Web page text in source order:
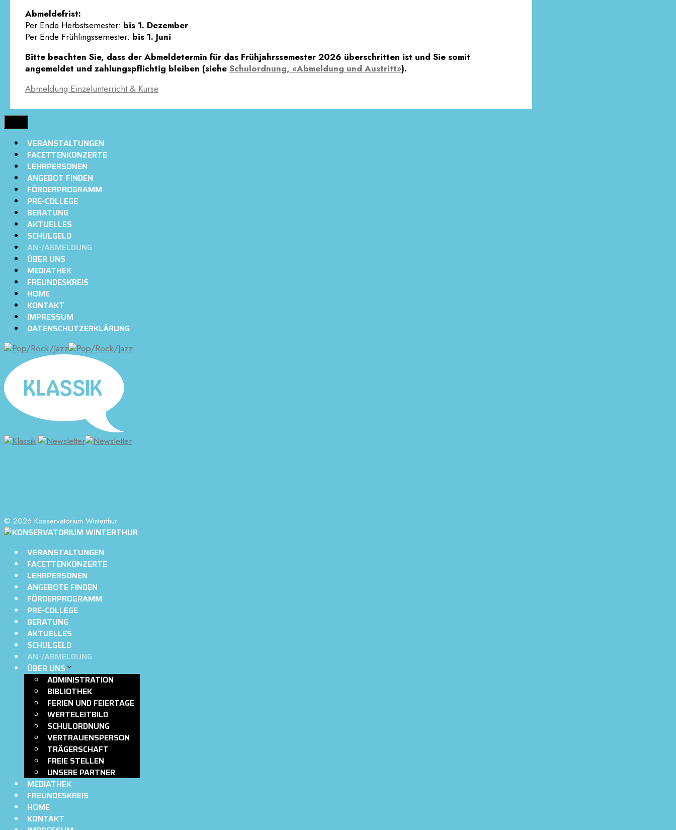
Abmeldefrist:
Per Ende Herbstsemester: bis 1. Dezember
Per Ende Frühlingssemester: bis 1. Juni
Bitte beachten Sie, dass der Abmeldetermin für das Frühjahrssemester 2026 überschritten ist und Sie somit
angemeldet und zahlungspflichtig bleiben (siehe Schulordnung, «Abmeldung und Austritt»).
Abmeldung Einzelunterricht & Kurse
VERANSTALTUNGEN
FACETTENKONZERTE
LEHRPERSONEN
ANGEBOT FINDEN
FÖRDERPROGRAMM
PRE-COLLEGE
BERATUNG
AKTUELLES
SCHULGELD
AN-/ABMELDUNG
ÜBER UNS
MEDIATHEK
FREUNDESKREIS
HOME
KONTAKT
IMPRESSUM
DATENSCHUTZERKLÄRUNG
© 2026 Konservatorium Winterthur
VERANSTALTUNGEN
FACETTENKONZERTE
LEHRPERSONEN
ANGEBOTE FINDEN
FÖRDERPROGRAMM
PRE-COLLEGE
BERATUNG
AKTUELLES
SCHULGELD
AN-/ABMELDUNG
ÜBER UNS
ADMINISTRATION
BIBLIOTHEK
FERIEN UND FEIERTAGE
WERTELEITBILD
SCHULORDNUNG
VERTRAUENSPERSON
TRÄGERSCHAFT
FREIE STELLEN
UNSERE PARTNER
MEDIATHEK
FREUNDESKREIS
HOME
KONTAKT